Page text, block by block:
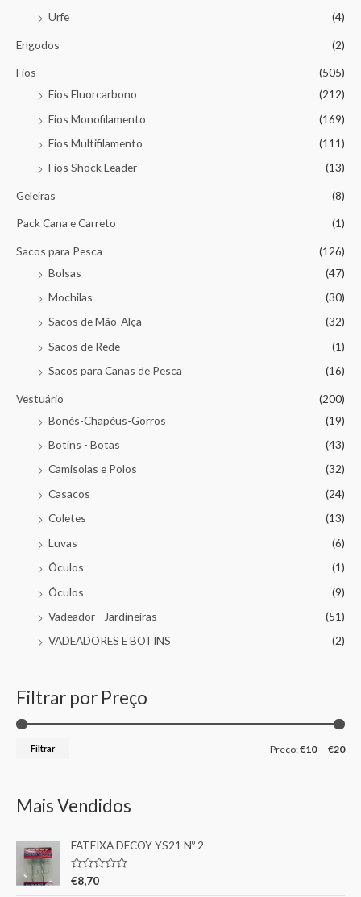
Urfe
(4)
Engodos (2)
Fios
(505)
Fios Fluorcarbono
(212)
Fios Monofilamento
(169)
Fios Multifilamento
(111)
Fios Shock Leader
(13)
Geleiras (8)
Pack Cana e Carreto (1)
Sacos para Pesca
(126)
Bolsas
(47)
Mochilas
(30)
Sacos de Mão-Alça
(32)
Sacos de Rede
(1)
Sacos para Canas de Pesca
(16)
Vestuário
(200)
Bonés-Chapéus-Gorros
(19)
Botins - Botas
(43)
Camisolas e Polos
(32)
Casacos
(24)
Coletes
(13)
Luvas
(6)
Óculos
(1)
Óculos
(9)
Vadeador - Jardineiras
(51)
VADEADORES E BOTINS
(2)
Filtrar por Preço
Filtrar Preço:€10— €20
Mais Vendidos
FATEIXA DECOY YS21 Nº 2
A
€8,70